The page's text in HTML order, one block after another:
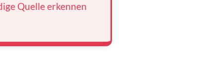
Quelle erkennen